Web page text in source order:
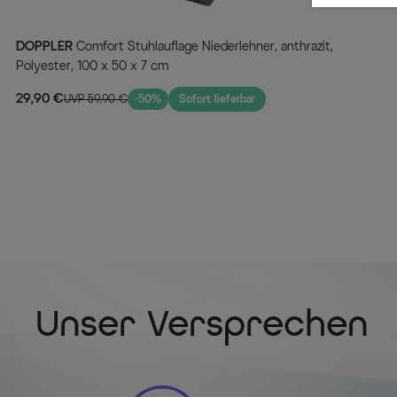
DOPPLER
Polyester, 100 x 50 x 7 cm
29,90 €UVP 59,90 € -50% Sofort lieferbar
Unser Versprechen